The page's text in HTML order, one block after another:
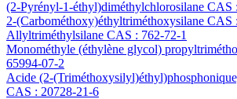
(2-Pyrényl-1-éthyl)diméthylchlorosilane CAS
2-(Carbométhoxy)éthyltriméthoxysilane CAS
Allyltriméthylsilane CAS : 762-72-1
Monométhyle (éthylène glycol)
65994-07-2
Acide (2-
CAS : 20728-21-6